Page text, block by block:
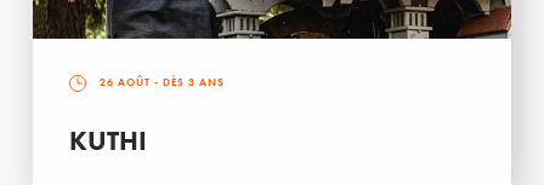
26 AOÛT - DÈS 3 ANS
KUTHI